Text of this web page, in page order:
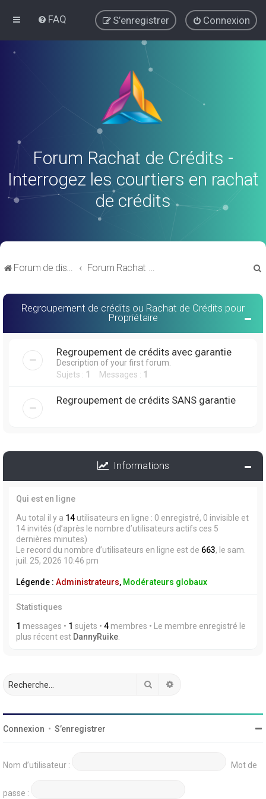
FAQ Connexion
S’enregistrer
Forum Rachat de Crédits -
Interrogez les courtiers en rachat
de crédits
Forum de discussions sur le Regroupement de Crédits et le Rachat de Crédits Forum Rachat de Crédits
Regroupement de crédits ou Rachat de Crédits pour
Propriétaire
Regroupement de crédits avec garantie
Description of your first forum.
Sujets : 1 Messages : 1
Regroupement de crédits SANS garantie
Informations
Qui est en ligne
Au total il y a 14 utilisateurs en ligne : 0 enregistré, 0 invisible et
14 invités (d’après le nombre d’utilisateurs actifs ces 5
dernières minutes)
Le record du nombre d’utilisateurs en ligne est de 663, le sam.
juil. 25, 2026 10:46 pm
Légende : Administrateurs, Modérateurs globaux
Statistiques
1 messages • 1 sujets • 4 membres • Le membre enregistré le
plus récent est DannyRuike
Rechercher
Connexion • S’enregistrer
Nom d’utilisateur : Mot de
passe :